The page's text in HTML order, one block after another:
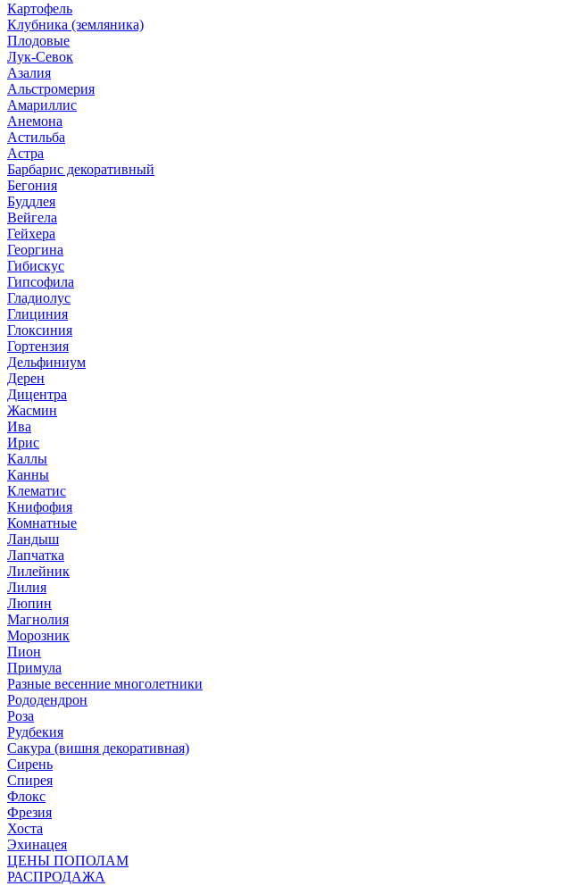
Картофель
Клубника (земляника)
Плодовые
Лук-Севок
Азалия
Альстромерия
Амариллис
Анемона
Астильба
Астра
Барбарис декоративный
Бегония
Буддлея
Вейгела
Гейхера
Георгина
Гибискус
Гипсофила
Гладиолус
Глициния
Глоксиния
Гортензия
Дельфиниум
Дерен
Дицентра
Жасмин
Ива
Ирис
Каллы
Канны
Клематис
Книфофия
Комнатные
Ландыш
Лапчатка
Лилейник
Лилия
Люпин
Магнолия
Морозник
Пион
Примула
Разные весенние многолетники
Рододендрон
Роза
Рудбекия
Сакура (вишня декоративная)
Сирень
Спирея
Флокс
Фрезия
Хоста
Эхинацея
ЦЕНЫ ПОПОЛАМ
РАСПРОДАЖА